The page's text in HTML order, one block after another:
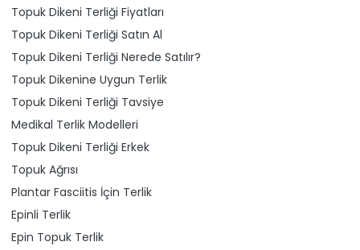
Topuk Dikeni Terliği Fiyatları
Topuk Dikeni Terliği Satın Al
Topuk Dikeni Terliği Nerede Satılır?
Topuk Dikenine Uygun Terlik
Topuk Dikeni Terliği Tavsiye
Medikal Terlik Modelleri
Topuk Dikeni Terliği Erkek
Topuk Ağrısı
Plantar Fasciitis İçin Terlik
Epinli Terlik
Epin Topuk Terlik